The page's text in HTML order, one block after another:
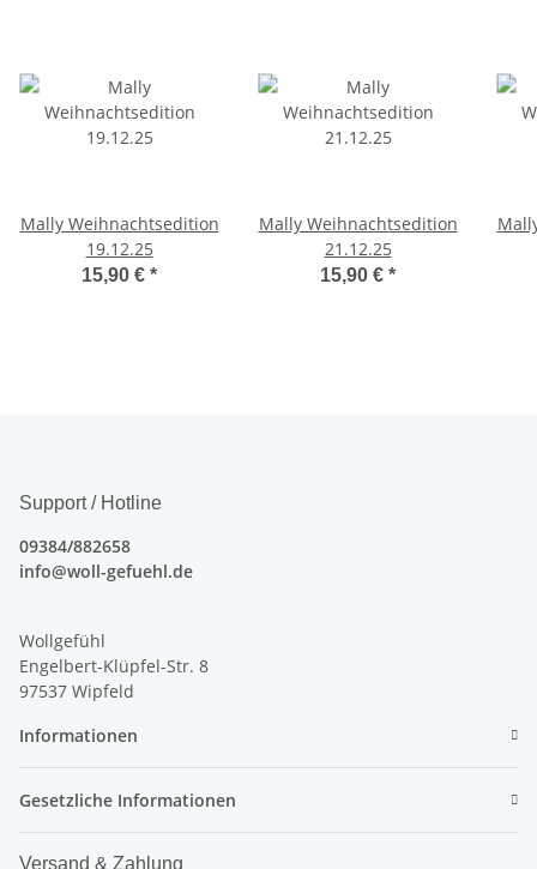
Mally Weihnachtsedition
19.12.25
15,90 € *
Mally Weihnachtsedition
21.12.25
15,90 € *
Support / Hotline
09384/882658
info@woll-gefuehl.de
Wollgefühl
Engelbert-Klüpfel-Str. 8
97537 Wipfeld
Informationen
Gesetzliche Informationen
Versand & Zahlung